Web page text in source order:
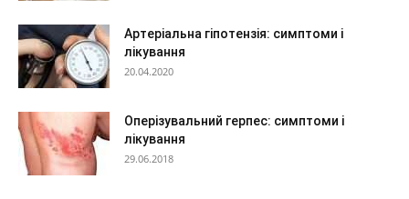
Артеріальна гіпотензія: симптоми і
лікування
20.04.2020
Оперізувальний герпес: симптоми і
лікування
29.06.2018